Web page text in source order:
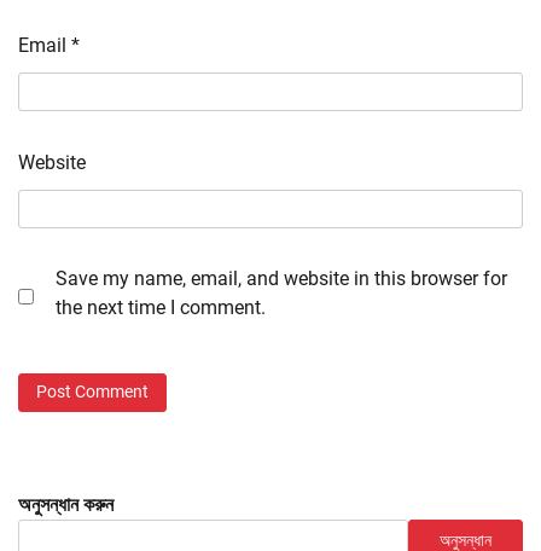
Email *
Website
Save my name, email, and website in this browser for
the next time I comment.
অনুসন্ধান করুন
অনুসন্ধান